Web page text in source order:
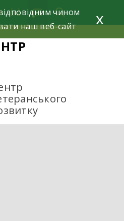
чином
наш веб-сайт
x